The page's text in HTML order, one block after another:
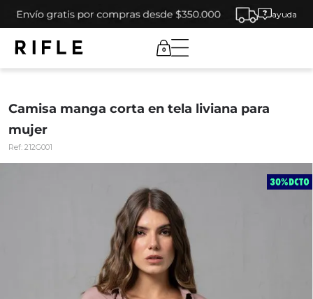
ayuda
0
Camisa manga corta en tela liviana para
mujer
Ref: 212G001